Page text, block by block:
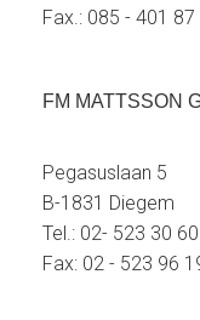
Fax.: 085 - 401 87
FM MATTSSON
Pegasuslaan 5
B-1831 Diegem
Tel.: 02- 523 30 60
Fax: 02 - 523 96